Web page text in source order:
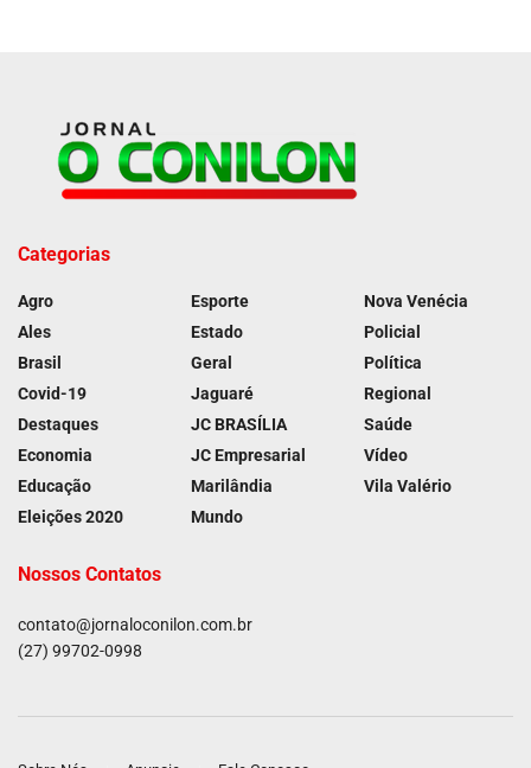
Categorias
Agro
Ales
Brasil
Covid-19
Destaques
Economia
Educação
Eleições 2020
Esporte
Estado
Geral
Jaguaré
JC BRASÍLIA
JC Empresarial
Marilândia
Mundo
Nova Venécia
Policial
Política
Regional
Saúde
Vídeo
Vila Valério
Nossos Contatos
contato@jornaloconilon.com.br
(27) 99702-0998